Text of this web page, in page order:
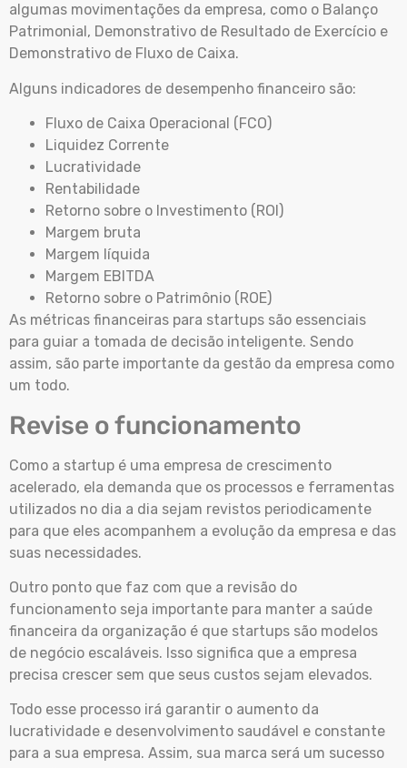
algumas movimentações da empresa, como o Balanço
Patrimonial, Demonstrativo de Resultado de Exercício e
Demonstrativo de Fluxo de Caixa.
Alguns indicadores de desempenho financeiro são:
Fluxo de Caixa Operacional (FCO)
Liquidez Corrente
Lucratividade
Rentabilidade
Retorno sobre o Investimento (ROI)
Margem bruta
Margem líquida
Margem EBITDA
Retorno sobre o Patrimônio (ROE)
As métricas financeiras para startups são essenciais
para guiar a tomada de decisão inteligente. Sendo
assim, são parte importante da gestão da empresa como
um todo.
Revise o funcionamento
Como a startup é uma empresa de crescimento
acelerado, ela demanda que os processos e ferramentas
utilizados no dia a dia sejam revistos periodicamente
para que eles acompanhem a evolução da empresa e das
suas necessidades.
Outro ponto que faz com que a revisão do
funcionamento seja importante para manter a saúde
financeira da organização é que startups são modelos
de negócio escaláveis. Isso significa que a empresa
precisa crescer sem que seus custos sejam elevados.
Todo esse processo irá garantir o aumento da
lucratividade e desenvolvimento saudável e constante
para a sua empresa. Assim, sua marca será um sucesso